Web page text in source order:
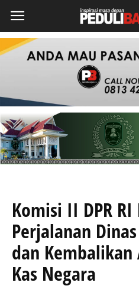
Komisi II DPR
Perjalanan
dan Kembalikan
Kas Negara